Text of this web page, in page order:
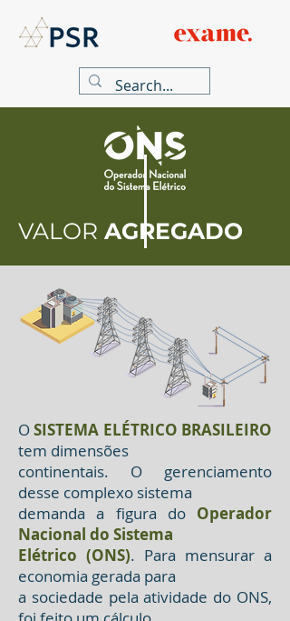
VALOR AGREGADO
OSISTEMA ELÉTRICO BRASILEIRO
tem dimensões
continentais. O gerenciamento
desse complexo sistema
demanda a figura do Operador
Nacional do Sistema
Elétrico (ONS). Para mensurar a
economia gerada para
a sociedade pela atividade do ONS,